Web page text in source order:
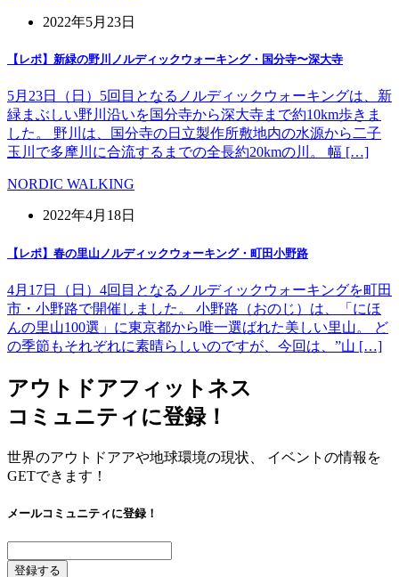
2022年5月23日
【レポ】新緑の野川ノルディックウォーキング・国分寺〜深大寺
5月23日（日）5回目となるノルディックウォーキングは、新
緑まぶしい野川沿いを国分寺から深大寺まで約10km歩きま
した。 野川は、国分寺の日立製作所敷地内の水源から二子
玉川で多摩川に合流するまでの全長約20kmの川。 幅 […]
NORDIC WALKING
2022年4月18日
【レポ】春の里山ノルディックウォーキング・町田小野路
4月17日（日）4回目となるノルディックウォーキングを町田
市・小野路で開催しました。 小野路（おのじ）は、「にほ
んの里山100選」に東京都から唯一選ばれた美しい里山。 ど
の季節もそれぞれに素晴らしいのですが、今回は、”山 […]
アウトドアフィットネス
コミュニティに登録！
世界のアウトドアアや地球環境の現状、 イベントの情報を
GETできます！
メールコミュニティに登録！